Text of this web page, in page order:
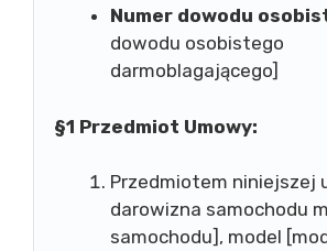
Numer dowodu
dowodu osobistego
darmoblagającego]
§1 Przedmiot Umowy:
Przedmiotem niniejszej
darowizna samochodu
samochodu], model